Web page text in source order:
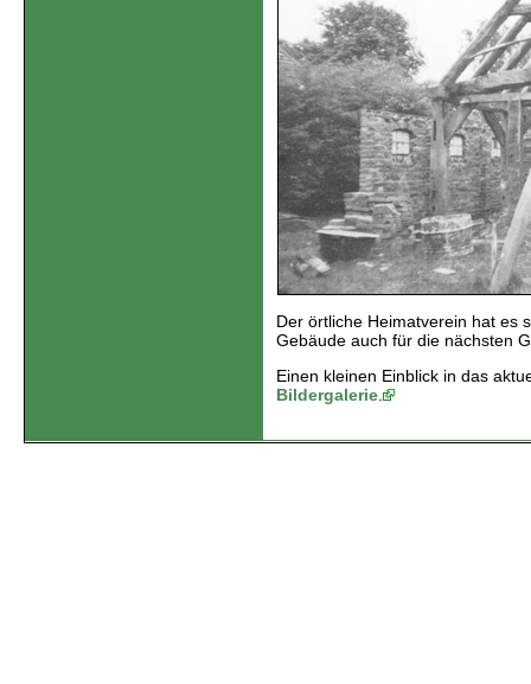
Der örtliche Heimatverein hat es
Gebäude auch für die nächsten
Einen kleinen Einblick in das
Bildergalerie